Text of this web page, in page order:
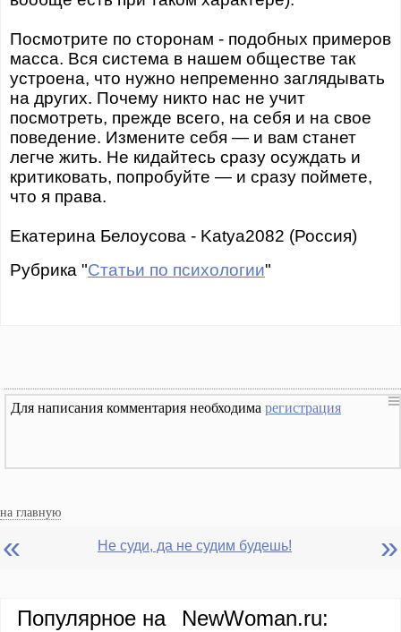
Посмотрите по сторонам - подобных примеров
масса. Вся система в нашем обществе так
устроена, что нужно непременно заглядывать
на других. Почему никто нас не учит
посмотреть, прежде всего, на себя и на свое
поведение. Измените себя — и вам станет
легче жить. Не кидайтесь сразу осуждать и
критиковать, попробуйте — и сразу поймете,
что я права.
Екатерина Белоусова - Katya2082 (Россия)
Рубрика "Статьи по психологии"
Для написания комментария необходима регистрация
на главную
« Не суди, да не судим будешь! »
Популярное на NewWoman.ru: